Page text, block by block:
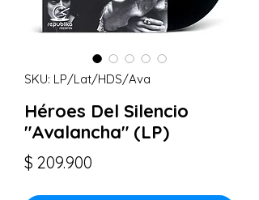
SKU: LP/Lat/HDS/Ava
Héroes Del Silencio
"Avalancha" (LP)
$ 209.900